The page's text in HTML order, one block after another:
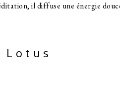
il diffuse une énergie
Lotus